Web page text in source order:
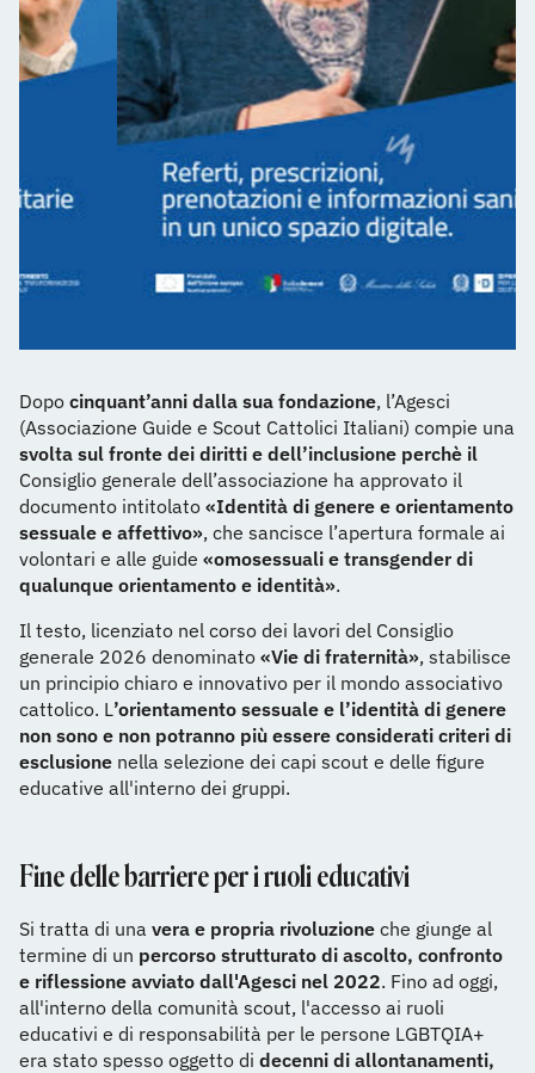
Dopo cinquant’anni dalla sua fondazione, l’Agesci
(Associazione Guide e Scout Cattolici Italiani) compie una
svolta sul fronte dei diritti e dell’inclusione perchè il
Consiglio generale dell’associazione ha approvato il
documento intitolato «Identità di genere e orientamento
sessuale e affettivo», che sancisce l’apertura formale ai
volontari e alle guide «omosessuali e transgender di
qualunque orientamento e identità».
Il testo, licenziato nel corso dei lavori del Consiglio
generale 2026 denominato «Vie di fraternità», stabilisce
un principio chiaro e innovativo per il mondo associativo
cattolico. L’orientamento sessuale e l’identità di genere
non sono e non potranno più essere considerati criteri di
esclusione nella selezione dei capi scout e delle figure
educative all'interno dei gruppi.
Fine delle barriere per i ruoli educativi
Si tratta di una vera e propria rivoluzione che giunge al
termine di un percorso strutturato di ascolto, confronto
e riflessione avviato dall'Agesci nel 2022. Fino ad oggi,
all'interno della comunità scout, l'accesso ai ruoli
educativi e di responsabilità per le persone LGBTQIA+
era stato spesso oggetto di decenni di allontanamenti,